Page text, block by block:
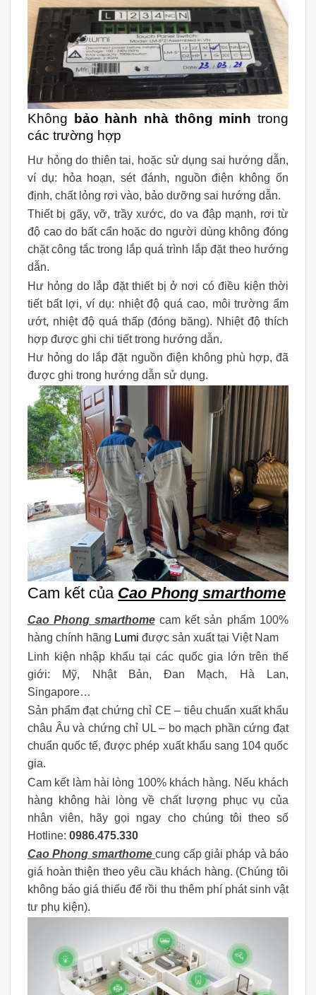
Không bảo hành nhà thông minh trong
các trường hợp
Hư hỏng do thiên tai, hoặc sử dụng sai hướng dẫn,
ví dụ: hỏa hoạn, sét đánh, nguồn điện không ổn
định, chất lỏng rơi vào, bảo dưỡng sai hướng dẫn.
Thiết bị gãy, vỡ, trầy xước, do va đập mạnh, rơi từ
độ cao do bất cẩn hoặc do người dùng không đóng
chặt công tắc trong lắp quá trình lắp đặt theo hướng
dẫn.
Hư hỏng do lắp đặt thiết bị ở nơi có điều kiện thời
tiết bất lợi, ví dụ: nhiệt độ quá cao, môi trường ẩm
ướt, nhiệt độ quá thấp (đóng băng). Nhiệt độ thích
hợp được ghi chi tiết trong hướng dẫn.
Hư hỏng do lắp đặt nguồn điện không phù hợp, đã
được ghi trong hướng dẫn sử dụng.
Cam kết của Cao Phong smarthome
Cao Phong smarthomecam kết sản phẩm 100%
hàng chính hãng Lumi được sản xuất tại Việt Nam
Linh kiện nhập khẩu tại các quốc gia lớn trên thế
giới: Mỹ, Nhật Bản, Đan Mạch, Hà Lan,
Singapore…
Sản phẩm đạt chứng chỉ CE – tiêu chuẩn xuất khẩu
châu Âu và chứng chỉ UL – bo mạch phần cứng đạt
chuẩn quốc tế, được phép xuất khẩu sang 104 quốc
gia.
Cam kết làm hài lòng 100% khách hàng. Nếu khách
hàng không hài lòng về chất lượng phục vụ của
nhân viên, hãy gọi ngay cho chúng tôi theo số
Hotline: 0986.475.330
Cao Phong smarthome cung cấp giải pháp và báo
giá hoàn thiện theo yêu cầu khách hàng. (Chúng tôi
không báo giá thiếu để rồi thu thêm phí phát sinh vật
tư phụ kiện).